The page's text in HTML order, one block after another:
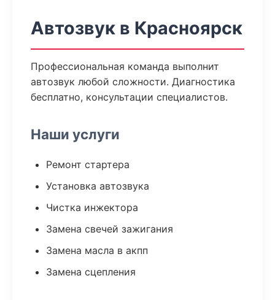
Автозвук в Красноярск
Профессиональная команда выполнит
автозвук любой сложности. Диагностика
бесплатно, консультации специалистов.
Наши услуги
Ремонт стартера
Установка автозвука
Чистка инжектора
Замена свечей зажигания
Замена масла в акпп
Замена сцепления